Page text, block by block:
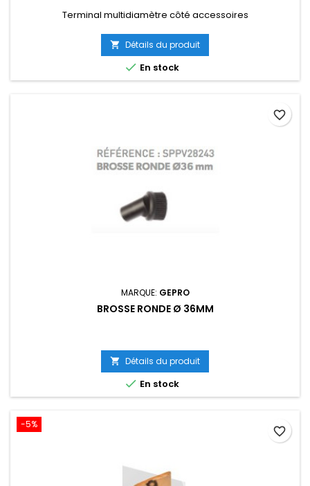
Terminal multidiamètre côté accessoires
 Détails du produit
 En stock
MARQUE: GEPRO
BROSSE RONDE Ø 36MM
 Détails du produit
 En stock
favorite_border
-5%
favorite_border